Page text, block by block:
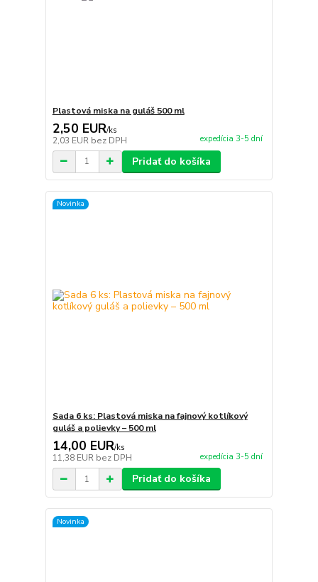
Plastová miska na guláš 500 ml
2,50 EUR/ks
2,03 EUR bez DPH expedícia 3-5 dní
Pridať do košíka
Novinka
Sada 6 ks: Plastová miska na fajnový kotlíkový
guláš a polievky – 500 ml
14,00 EUR/ks
11,38 EUR bez DPH expedícia 3-5 dní
Pridať do košíka
Novinka